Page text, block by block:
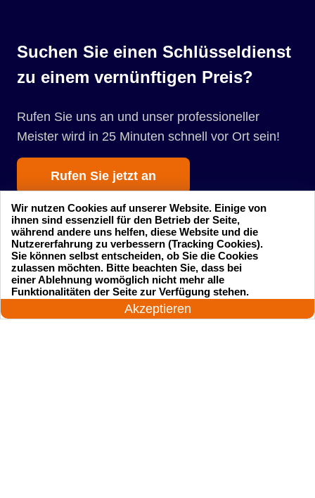
Suchen Sie einen Schlüsseldienst
zu einem vernünftigen Preis?
Rufen Sie uns an und unser professioneller
Meister wird in 25 Minuten schnell vor Ort sein!
Rufen Sie jetzt an
Startseite Einsatzgebiete
Preise
24 Stunden am Tag
Akzeptieren
Wir nutzen Cookies auf unserer Website. Einige von
ihnen sind essenziell für den Betrieb der Seite,
während andere uns helfen, diese Website und die
Nutzererfahrung zu verbessern (Tracking Cookies).
Sie können selbst entscheiden, ob Sie die Cookies
zulassen möchten. Bitte beachten Sie, dass bei
einer Ablehnung womöglich nicht mehr alle
Funktionalitäten der Seite zur Verfügung stehen.